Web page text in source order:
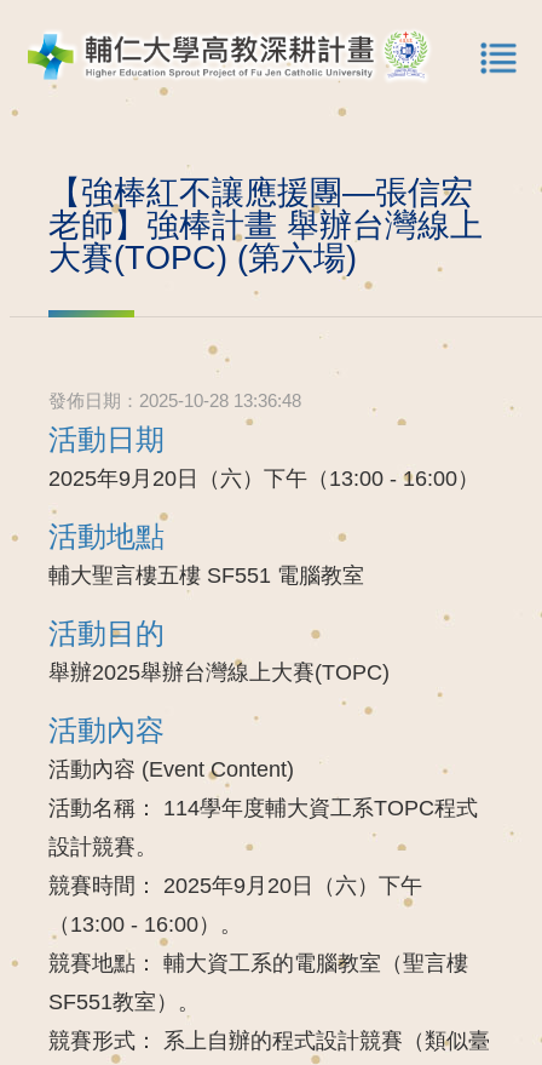
【強棒紅不讓應援團—張信宏
老師】強棒計畫 舉辦台灣線上
大賽(TOPC) (第六場)
發佈日期：2025-10-28 13:36:48
活動日期
2025年9月20日（六）下午（13:00 - 16:00）
活動地點
輔大聖言樓五樓 SF551 電腦教室
活動目的
舉辦2025舉辦台灣線上大賽(TOPC)
活動內容
活動內容 (Event Content)
活動名稱：
114學年度輔大資工系TOPC程式
設計競賽。
競賽時間：
2025年9月20日（六）下午
（13:00 - 16:00）。
競賽地點：
輔大資工系的電腦教室（聖言樓
SF551教室）。
競賽形式：
系上 自辦的程式設計競賽（類似臺